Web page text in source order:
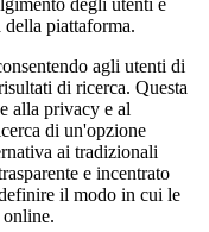
della piattaforma.
agli utenti di
di ricerca. Questa
alla privacy e al
di un'opzione
ai tradizionali
e incentrato
il modo in cui le